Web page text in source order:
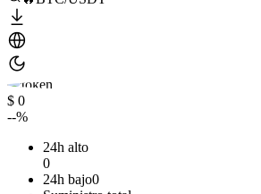
$ 0
--%
24h alto
0
24h bajo0